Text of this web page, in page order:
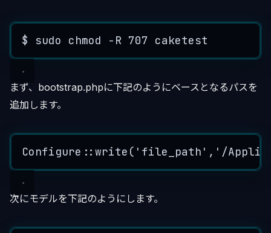
$ sudo chmod - R 707 caketest
まず、bootstrap.phpに下記のようにベースとなるパスを
追加します。
Configure ::write ( ' file_path ' , ' /
次にモデルを下記のようにします。